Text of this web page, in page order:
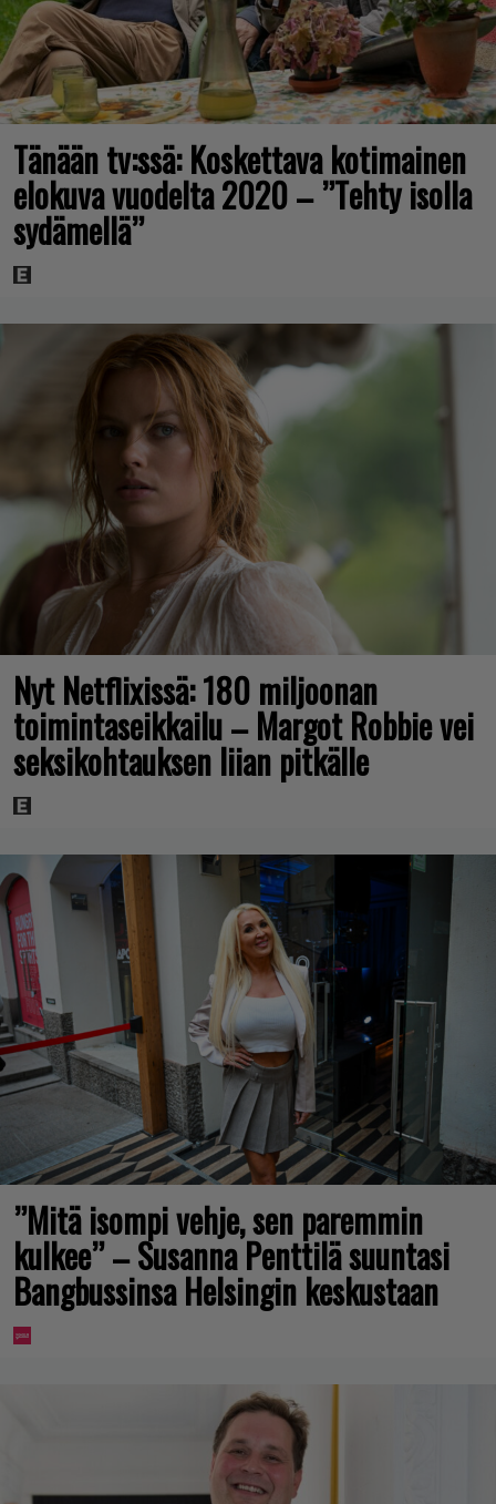
Tänään tv:ssä: Koskettava kotimainen
elokuva vuodelta 2020 – ”Tehty isolla
sydämellä”
Nyt Netflixissä: 180 miljoonan
toimintaseikkailu – Margot Robbie vei
seksikohtauksen liian pitkälle
”Mitä isompi vehje, sen paremmin
kulkee” – Susanna Penttilä suuntasi
Bangbussinsa Helsingin keskustaan